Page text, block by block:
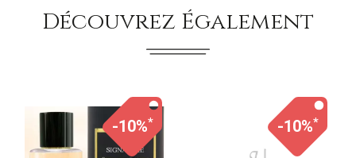
Découvrez Également
-10%* -10%*